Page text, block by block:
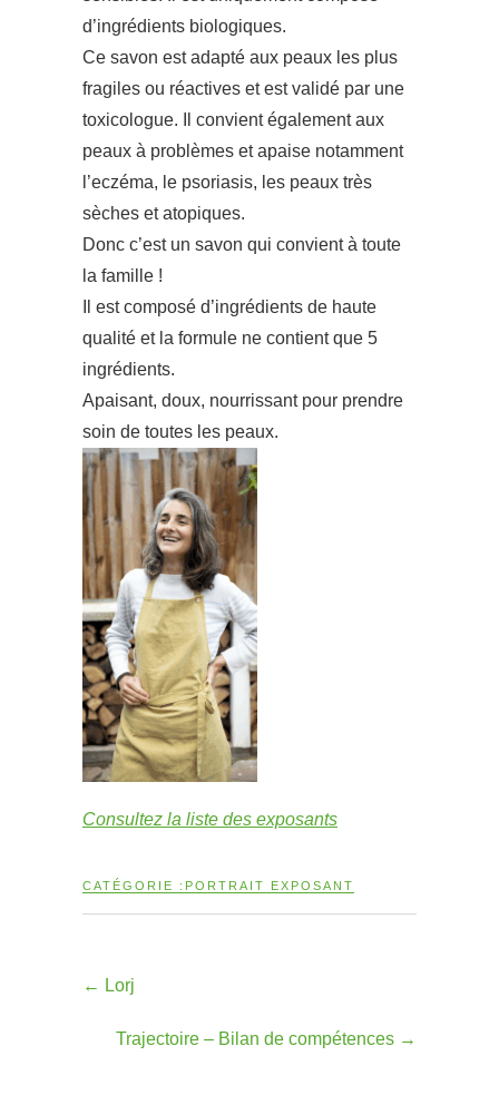
d’ingrédients biologiques.
Ce savon est adapté aux peaux les plus
fragiles ou réactives et est validé par une
toxicologue. Il convient également aux
peaux à problèmes et apaise notamment
l’eczéma, le psoriasis, les peaux très
sèches et atopiques.
Donc c’est un savon qui convient à toute
la famille !
Il est composé d’ingrédients de haute
qualité et la formule ne contient que 5
ingrédients.
Apaisant, doux, nourrissant pour prendre
soin de toutes les peaux.
Consultez la liste des exposants
CATÉGORIE : PORTRAIT EXPOSANT
← Lorj
Trajectoire – Bilan de compétences →